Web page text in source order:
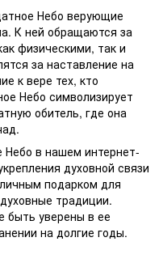
Небо верующие
К ней обращаются за
физическими, так и
за наставление на
к вере тех, кто
Небо символизирует
обитель, где она
Небо в нашем интернет-
духовной связи
подарком для
традиции.
быть уверены в ее
на долгие годы.